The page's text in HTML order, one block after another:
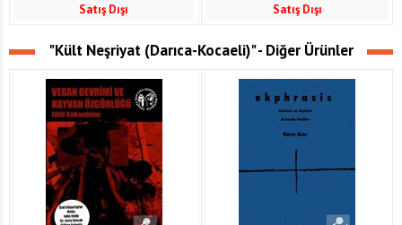
Satış Dışı Satış Dışı
"Kült Neşriyat (Darıca-Kocaeli)" - Diğer Ürünler